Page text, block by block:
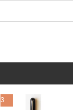
3